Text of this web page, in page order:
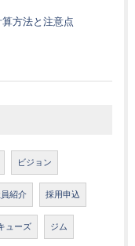
方法と注意点
ビジョン
紹介 採用申込
ューズ ジム